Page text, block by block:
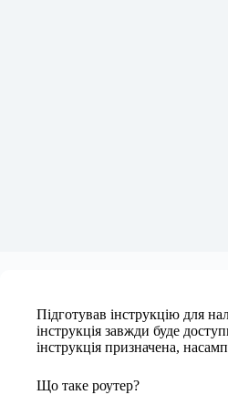
Підготував інструкцію для
інструкція завжди буде
інструкція призначена,
Що таке роутер?